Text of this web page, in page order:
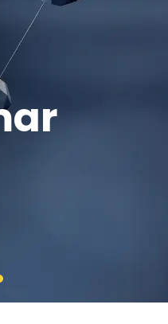
Anual
Conosco
Conosco
Interação
IA para canais
Monetização,